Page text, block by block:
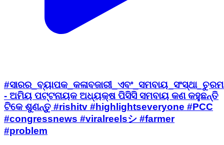
- ଅମିୟ ପଟ୍ଟନାୟକ ଅଧ୍ୟକ୍ଷ ପିସିସି ସମବାୟ କଣ କହୁଛନ୍ତି
ଟିକେ ଶୁଣନ୍ତୁ #rishitv #highlightseveryone #PCC
#congressnews #viralreelsシ #farmer
#problem